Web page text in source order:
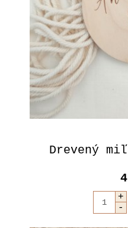
Drevený